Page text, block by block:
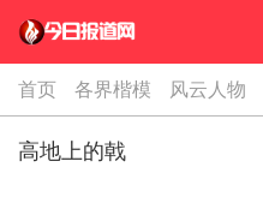
首页 各界楷模 风云人物
高地上的戟